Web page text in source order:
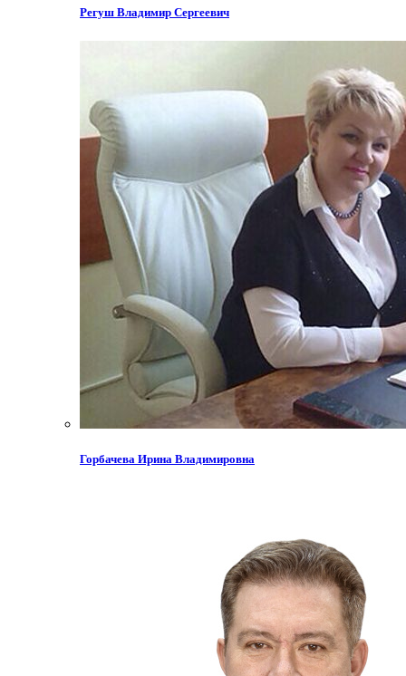
Регуш Владимир Сергеевич
Горбачева Ирина Владимировна